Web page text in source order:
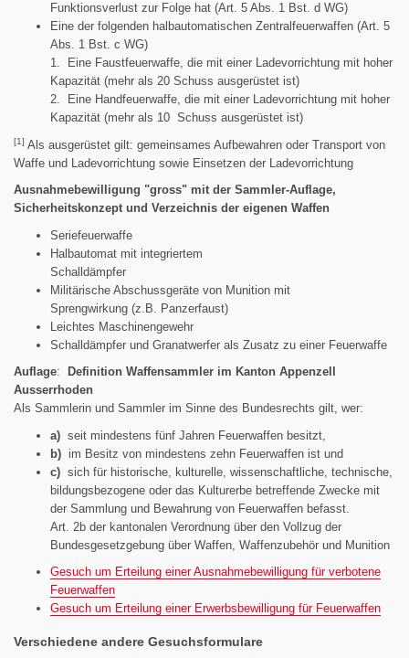
Funktionsverlust zur Folge hat (Art. 5 Abs. 1 Bst. d WG)
Eine der folgenden halbautomatischen Zentralfeuerwaffen (Art. 5
Abs. 1 Bst. c WG)
1. Eine Faustfeuerwaffe, die mit einer Ladevorrichtung mit hoher
Kapazität (mehr als 20 Schuss ausgerüstet ist)
2. Eine Handfeuerwaffe, die mit einer Ladevorrichtung mit hoher
Kapazität (mehr als 10 Schuss ausgerüstet ist)
[1] Als ausgerüstet gilt: gemeinsames Aufbewahren oder Transport von
Waffe und Ladevorrichtung sowie Einsetzen der Ladevorrichtung
Ausnahmebewilligung "gross" mit der Sammler-Auflage,
Sicherheitskonzept und Verzeichnis der eigenen Waffen
Seriefeuerwaffe
Halbautomat mit integriertem
Militärische Abschussgeräte von Munition mit
Sprengwirkung (z.B. Panzerfaust)
Leichtes Maschinengewehr
Schalldämpfer und Granatwerfer als Zusatz zu einer Feuerwaffe
Auflage:
Definition Waffensammler im Kanton Appenzell
Ausserrhoden
Als Sammlerin und Sammler im Sinne des Bundesrechts gilt, wer:
a) seit mindestens fünf Jahren Feuerwaffen besitzt,
b) im Besitz von mindestens zehn Feuerwaffen ist und
c) sich für historische, kulturelle, wissenschaftliche, technische,
bildungsbezogene oder das Kulturerbe betreffende Zwecke mit
der Sammlung und Bewahrung von Feuerwaffen befasst.
Art. 2b der kantonalen Verordnung über den Vollzug der
Bundesgesetzgebung über Waffen, Waffenzubehör und Munition
Gesuch um Erteilung einer Ausnahmebewilligung für verbotene
Feuerwaffen
Gesuch um Erteilung einer Erwerbsbewilligung für Feuerwaffen
Verschiedene andere Gesuchsformulare